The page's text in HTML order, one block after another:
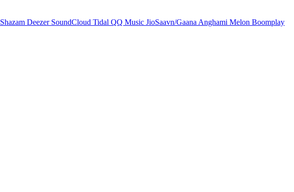
Shazam Deezer SoundCloud Tidal QQ Music JioSaavn/Gaana Anghami Melon Boomplay